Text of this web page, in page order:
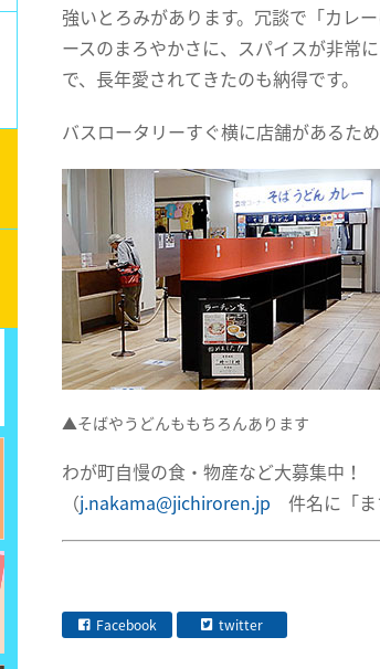
強いとろみがあります。冗談で「カレ
ースのまろやかさに、スパイスが非常
で、長年愛されてきたのも納得です。
バスロータリーすぐ横に店舗があるた
▲そばやうどんももちろんあります
わが町自慢の食・物産など大募集中！
（j.nakama@jichiroren.jp 件名に「ま
Facebook twitter